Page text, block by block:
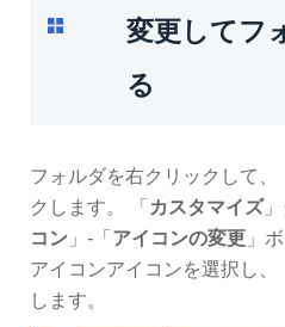
変更してフ
る
フォルダを右クリックして、
クします。 「 カスタマイズ」
コン 」-「 アイコンの変更 」
アイコンアイコンを選択し、
します。